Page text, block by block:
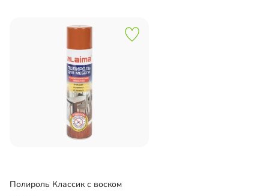
Полироль Классик с воском